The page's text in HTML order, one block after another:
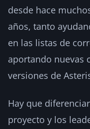
desde hace
años, tanto
en las listas de
aportando nuevas
versiones de
Hay que
proyecto y los